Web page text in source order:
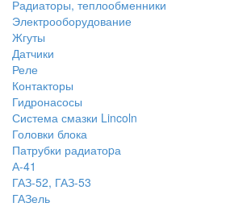
Радиаторы, теплообменники
Электрооборудование
Жгуты
Датчики
Реле
Контакторы
Гидронасосы
Система смазки Lincoln
Головки блока
Патрубки радиатоpа
А-41
ГАЗ-52, ГАЗ-53
ГАЗель